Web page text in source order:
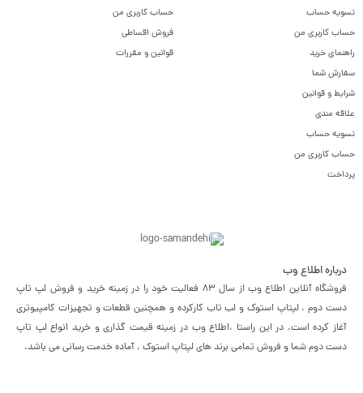
تسویه حساب
حساب کاربری من
راهنمای خرید
سفارش شما
شرایط و قوانین
علاقه مندی
تسویه حساب
حساب کاربری من
پرداخت
حساب کاربری من
فروش اقساطی
قوانین و مقررات
درباره اطلاع وب
فروشگاه آنلاین اطلاع وب از سال 83 فعالیت خود را در زمینه خرید و فروش لپ تاپ
دست دوم ، لپتاپ استوک و لب تاب کارکرده و همچنین قطعات و تجهیزات کامپیوتری
آغاز کرده است. در این راستا ،‌اطلاع وب در زمینه قیمت گذاری و خرید انواع لپ تاپ
دست دوم شما و فروش تمامی برند های لپتاپ استوک ، آماده خدمت رسانی می باشد.